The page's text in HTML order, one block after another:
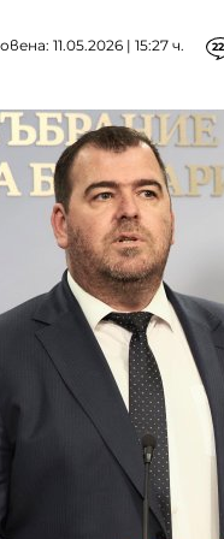
11.05.2026 | 15:27 ч.